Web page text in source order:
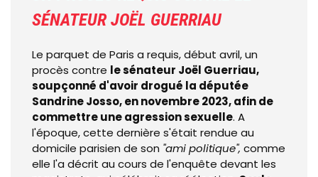
SÉNATEUR JOËL GUERRIAU
Le parquet de Paris a requis, début avril, un
procès contre le sénateur Joël Guerriau,
soupçonné d'avoir drogué la députée
SandrineJosso, en novembre 2023,afin de
commettre une agression sexuelle. A
l'époque, cette dernière s'était rendue au
domicile parisien de son "ami politique", comme
elle l'a décrit au cours de l'enquête devant les